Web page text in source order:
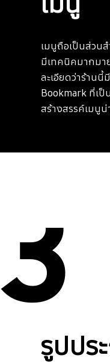
เมนูถือเป็นส่วน
มีเทคนิคมากมา
ละเอียดว่าร้าน
Bookmark ที่เป็
สร้างสรรค์เมนู
3
รูปปร